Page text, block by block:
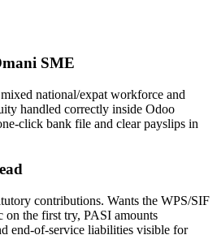
SME
national/expat workforce and
handled correctly inside Odoo
click bank file and clear payslips in
contributions. Wants the WPS/SIF
on the first try, PASI amounts
end-of-service liabilities visible for